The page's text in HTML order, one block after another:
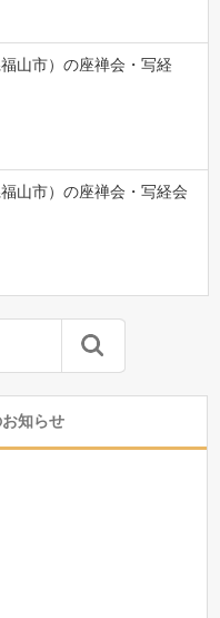
山市）の座禅会・写経
山市）の座禅会・写経会
知らせ